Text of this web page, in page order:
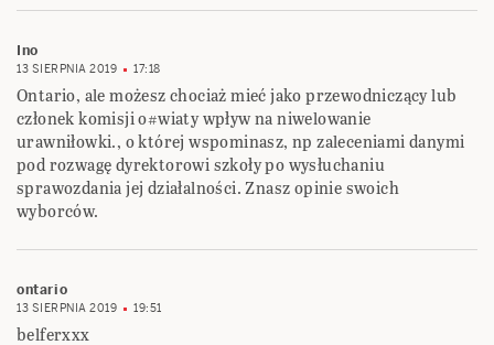
Ino
13 SIERPNIA 2019 17:18
Ontario, ale możesz chociaż mieć jako przewodniczący lub
członek komisji o#wiaty wpływ na niwelowanie
urawniłowki., o której wspominasz, np zaleceniami danymi
pod rozwagę dyrektorowi szkoły po wysłuchaniu
sprawozdania jej działalności. Znasz opinie swoich
wyborców.
ontario
13 SIERPNIA 2019 19:51
belferxxx